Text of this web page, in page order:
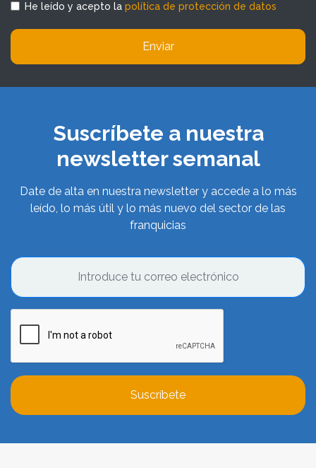
He leído y acepto la política de protección de datos
Enviar
Suscríbete a nuestra
newsletter semanal
Date de alta en nuestra newsletter y accede a lo más
leído, lo más útil y lo más nuevo del sector de las
franquicias
Suscríbete